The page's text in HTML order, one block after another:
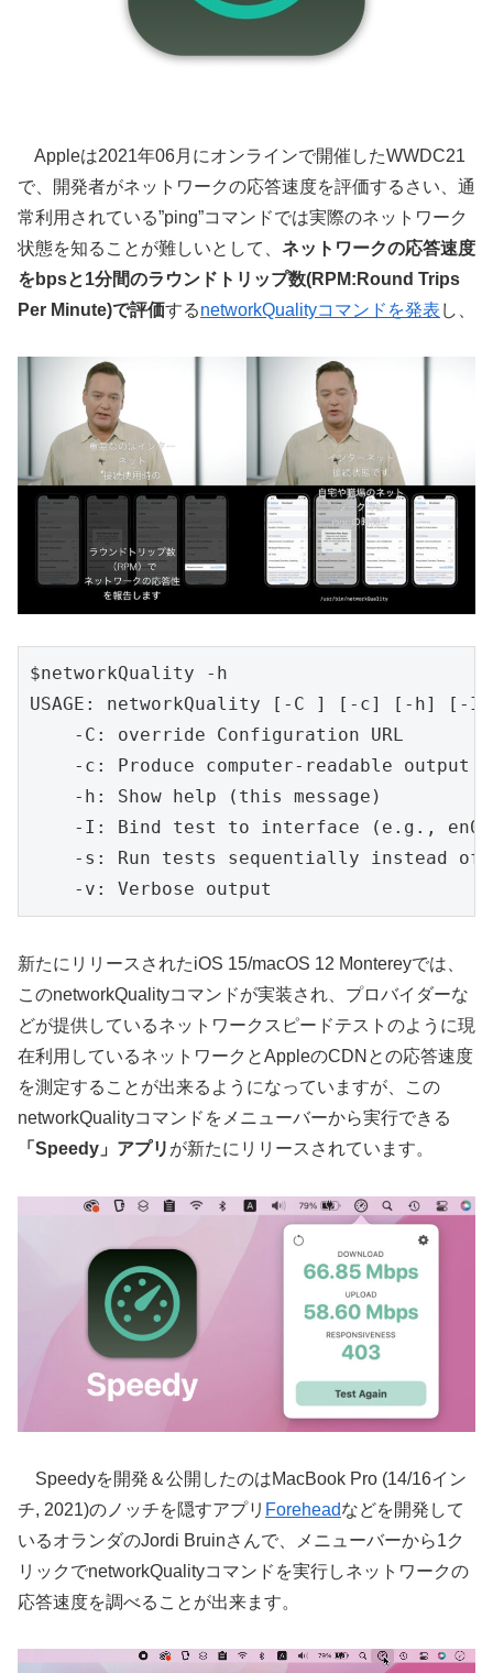
Appleは2021年06月にオンラインで開催したWWDC21
で、開発者がネットワークの応答速度を評価するさい、通
常利用されている”ping”コマンドでは実際のネットワーク
状態を知ることが難しいとして、 ネットワークの応答速度
をbpsと1分間のラウンドトリップ数(RPM:Round Trips
Per Minute)で評価するnetworkQualityコマンドを発表 し、
$networkQuality -h
USAGE: networkQuality [-C ] [-c] [-h]
    -C: override Configuration URL
    -c: Produce computer-readable output
    -h: Show help (this message)
-I: Bind test to interface (e.g.,
-s: Run tests sequentially instead of
    -v: Verbose output
新たにリリースされたiOS 15/macOS 12 Montereyでは、
このnetworkQualityコマンドが実装され、プロバイダーな
どが提供しているネットワークスピードテストのように現
在利用しているネットワークとAppleのCDNとの応答速度
を測定することが出来るようになっていますが、この
networkQualityコマンドをメニューバーから実行できる
「Speedy」アプリ が新たにリリースされています。
Speedyを開発＆公開したのはMacBook Pro (14/16イン
チ, 2021)のノッチを隠すアプリ Foreheadなどを開発して
いるオランダのJordi Bruinさんで、メニューバーから1ク
リックでnetworkQualityコマンドを実行しネットワークの
応答速度を調べることが出来ます。
動